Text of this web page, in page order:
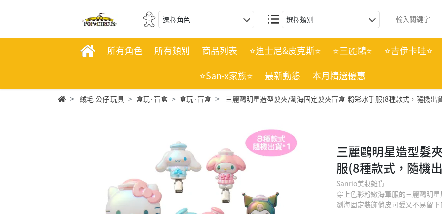
選擇角色 選擇類別
所有角色 所有類別 商品列表 ⭐迪士尼&皮克斯⭐ ⭐三麗鷗⭐
⭐吉伊卡哇⭐
⭐San-x家族⭐
最新動態 本月精選優惠
絨毛 公仔 玩具 盒玩·盲盒 盒玩·盲盒 三麗鷗明星造型髮夾/瀏海固定髮夾盲盒-粉彩水手服(8種款式，隨機出
三麗鷗明星造型髮
服(8種款式，隨機
Sanrio美妝雜貨
穿上色彩粉嫩海軍服的三麗鷗明
瀏海固定裝飾俏皮可愛又不易留